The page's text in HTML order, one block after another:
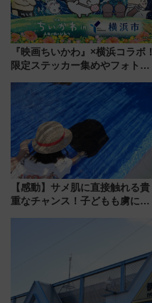
『映画ちいかわ』×横浜コラボ！
限定ステッカー集めやフォトス
いを満喫しよう（花火鑑賞会応
募は7/12まで！）
【感動】サメ肌に直接触れる貴
重なチャンス！子どもも虜にな